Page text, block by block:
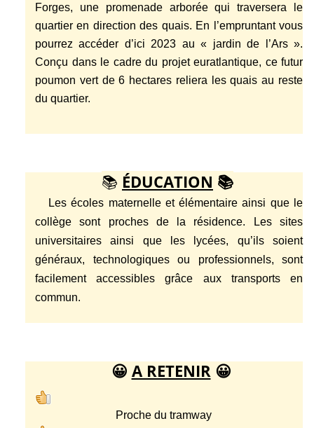
Forges, une promenade arborée qui traversera le
quartier en direction des quais. En l’empruntant vous
pourrez accéder d’ici 2023 au « jardin de l’Ars ».
Conçu dans le cadre du projet euratlantique, ce futur
poumon vert de 6 hectares reliera les quais au reste
du quartier.
📚 ÉDUCATION 📚
Les écoles maternelle et élémentaire ainsi que le
collège sont proches de la résidence. Les sites
universitaires ainsi que les lycées, qu’ils soient
généraux, technologiques ou professionnels, sont
facilement accessibles grâce aux transports en
commun.
😀 A RETENIR 😀
Proche du tramway